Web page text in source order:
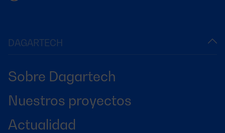
DAGARTECH
Sobre Dagartech
Nuestros proyectos
Actualidad